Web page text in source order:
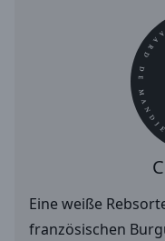
Eine weiße
französischen